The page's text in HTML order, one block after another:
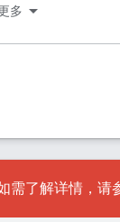
多
需了解详情，请